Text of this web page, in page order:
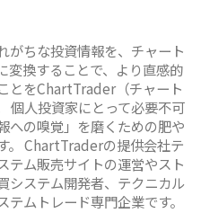
がちな投資情報を、チャート
変換することで、より直感的
とをChartTrader（チャート
個人投資家にとって必要不可
への嗅覚」を磨くための肥や
。 ChartTraderの提供会社テ
テム販売サイトの運営やスト
システム開発者、テクニカル
ムトレード専門企業です。